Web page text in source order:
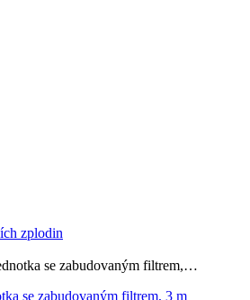
zplodin
se zabudovaným filtrem,…